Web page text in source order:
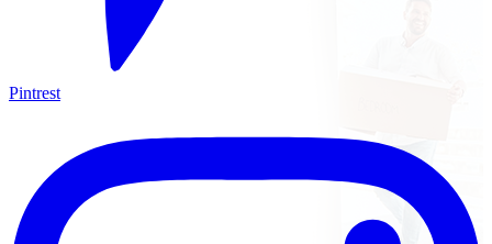
Pintrest